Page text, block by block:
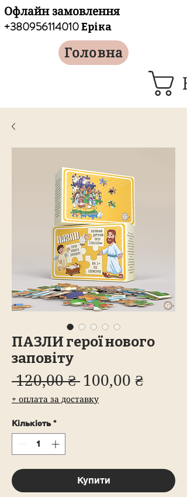
Офлайн замовлення
+380956114010Еріка
Головна
ПАЗЛИ герої нового
заповіту
120,00 ₴ Звичайна
ціна
100,00 ₴За
+ оплата за доставку
Кількість *
Купити